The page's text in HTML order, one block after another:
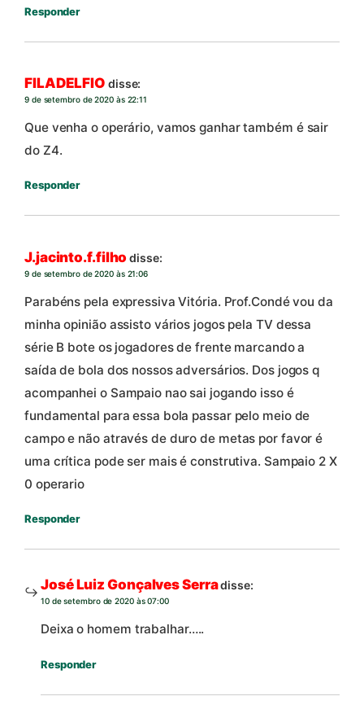
Responder
FILADELFIO disse:
9 de setembro de 2020 às 22:11
Que venha o operário, vamos ganhar também é sair
do Z4.
Responder
J.jacinto.f.filho disse:
9 de setembro de 2020 às 21:06
Parabéns pela expressiva Vitória. Prof.Condé vou da
minha opinião assisto vários jogos pela TV dessa
série B bote os jogadores de frente marcando a
saída de bola dos nossos adversários. Dos jogos q
acompanhei o Sampaio nao sai jogando isso é
fundamental para essa bola passar pelo meio de
campo e não através de duro de metas por favor é
uma crítica pode ser mais é construtiva. Sampaio 2 X
0 operario
Responder
José Luiz Gonçalves Serradisse:
10 de setembro de 2020 às 07:00
Deixa o homem trabalhar…..
Responder